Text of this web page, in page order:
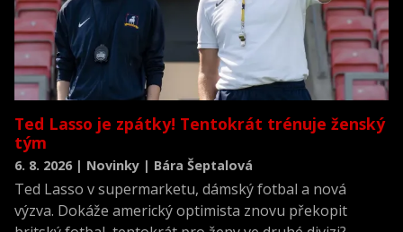
Ted Lasso je zpátky! Tentokrát trénuje ženský
tým
6. 8. 2026 | Novinky | Bára Šeptalová
Ted Lasso v supermarketu, dámský fotbal a nová
výzva. Dokáže americký optimista znovu překopit